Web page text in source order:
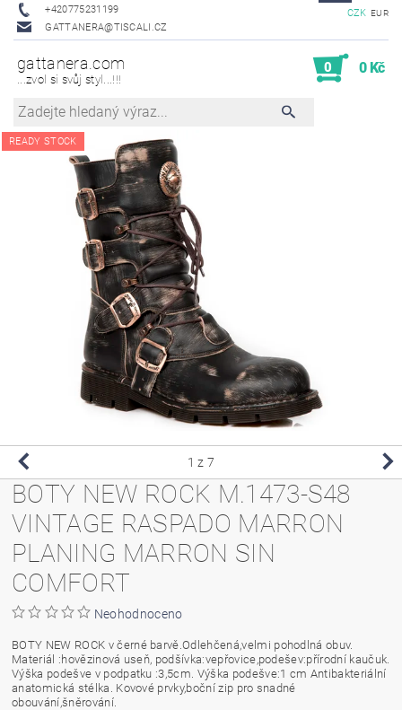
+420775231199
GATTANERA@TISCALI.CZ
CZK EUR
gattanera.com
...zvol si svůj styl...!!!
0 0 Kč
READY STOCK
1 z 7
BOTY NEW ROCK M.1473-S48
VINTAGE RASPADO MARRON
PLANING MARRON SIN
COMFORT
Neohodnoceno
BOTY NEW ROCK v černé barvě.Odlehčená,velmi pohodlná obuv.
Materiál :hovězinová useň, podšívka:vepřovice,podešev:přírodní kaučuk.
Výška podešve v podpatku :3,5cm. Výška podešve:1 cm Antibakteriální
anatomická stélka. Kovové prvky,boční zip pro snadné
obouvání,šněrování.